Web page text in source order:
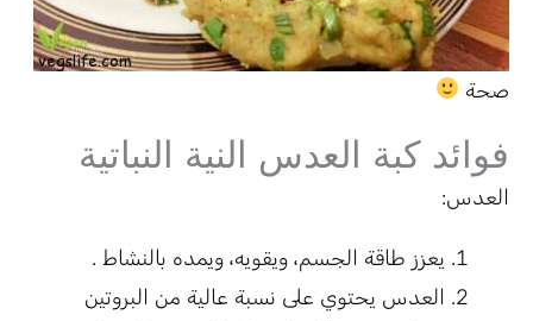
صحة
فوائد كبة العدس النية النباتية
العدس:
يعزز طاقة الجسم، ويقويه، ويمده بالنشاط .
العدس يحتوي على نسبة عالية من البروتين